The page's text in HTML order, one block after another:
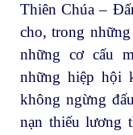
Thiên Chúa –
cho, trong
những cơ cấu
những hiệp hội
không ngừng
nạn thiếu lương